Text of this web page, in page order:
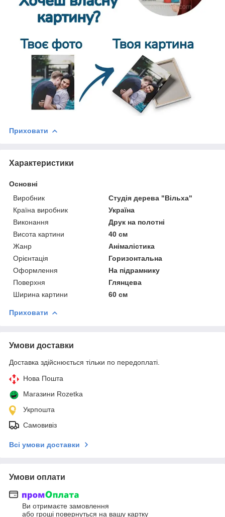
Приховати
Характеристики
Основні
Виробник
Студія дерева "Вільха"
Країна виробник
Україна
Виконання
Друк на полотні
Висота картини
40 см
Жанр
Анімалістика
Орієнтація
Горизонтальна
Оформлення
На підрамнику
Поверхня
Глянцева
Ширина картини
60 см
Приховати
Умови доставки
Доставка здійснюється тільки по передоплаті.
Нова Пошта
Магазини Rozetka
Укрпошта
Самовивіз
Всі умови доставки
Умови оплати
Ви отримаєте замовлення
або гроші повернуться на вашу картку